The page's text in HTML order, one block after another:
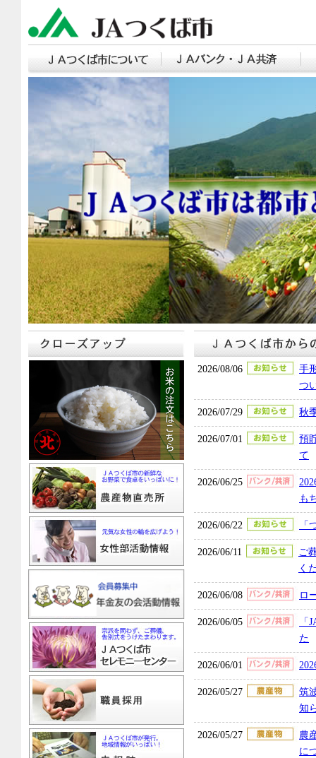
ＪＡつくば市について
2026/08/06
手
つ
2026/07/29 秋
2026/07/01
預
て
2026/06/25
も
2026/06/22
2026/06/11
ご
く
2026/06/08 ロ
2026/06/05
た
2026/06/01
2026/05/27
筑
知
2026/05/27
農
に